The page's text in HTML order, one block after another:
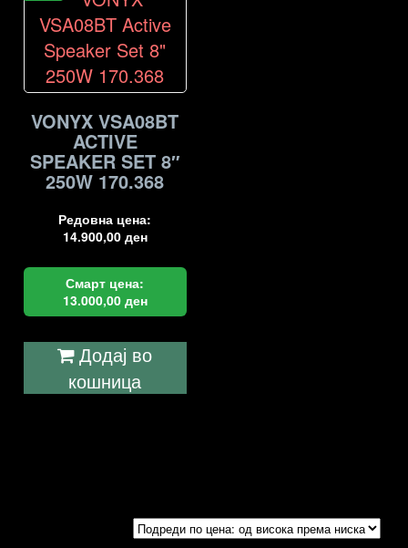
VONYX VSA08BT
ACTIVE
SPEAKER SET 8″
250W 170.368
Редовна цена:
14.900,00 ден
Смарт цена:
13.000,00 ден
Додај во
кошница